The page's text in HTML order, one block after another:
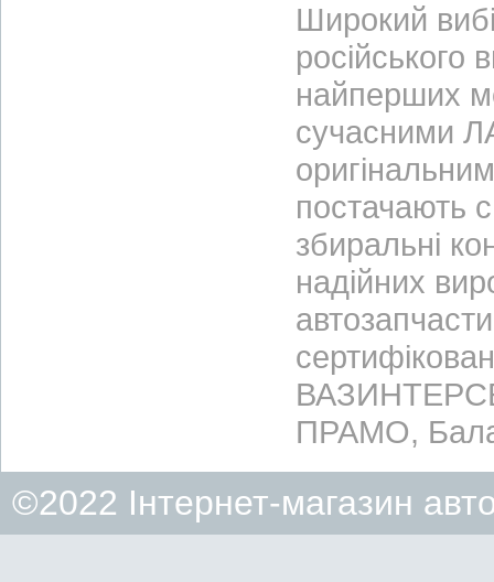
Широкий
найперших
сучасними
постачають
збиральні
надійних
ПРАМО,
©2022 Інтернет-магазин